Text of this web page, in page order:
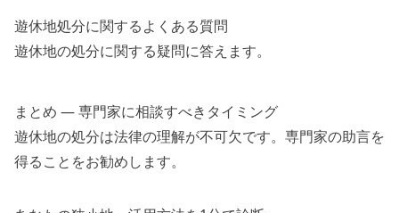
遊休地処分に関するよくある質問
遊休地の処分に関する疑問に答えます。
まとめ — 専門家に相談すべきタイミング
遊休地の処分は法律の理解が不可欠です。専門家の助言を
得ることをお勧めします。